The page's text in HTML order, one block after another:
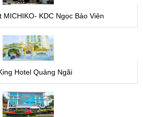
MICHIKO- KDC Ngọc Bảo Viên
Hotel Quảng Ngãi